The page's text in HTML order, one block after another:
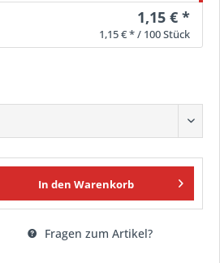
1,15 € *
1,15 € * / 100 Stück
In den Warenkorb
Fragen zum Artikel?